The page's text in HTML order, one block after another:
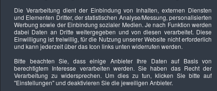
Keine Termine
Datenschutzerklärung Urheberrechtsnachweise Nachhaltigkeit
Copyright © 2026. Bundesverband Deutscher
Sachverständiger und Fachgutachter e.V..
Die Verarbeitung dient der Einbindung von Inhalten, externen Diensten
und Elementen Dritter, der statistischen Analyse/Messung, personalisierten
Werbung sowie der Einbindung sozialer Medien. Je nach Funktion werden
dabei Daten an Dritte weitergegeben und von diesen verarbeitet. Diese
Einwilligung ist freiwillig, für die Nutzung unserer Website nicht erforderlich
und kann jederzeit über das Icon links unten widerrufen werden.
Bitte beachten Sie, dass einige Anbieter Ihre Daten auf Basis von
berechtigtem Interesse verarbeiten werden. Sie haben das Recht der
Verarbeitung zu widersprechen. Um dies zu tun, klicken Sie bitte auf
"Einstellungen"und deaktivieren Sie die jeweiligen Anbieter.